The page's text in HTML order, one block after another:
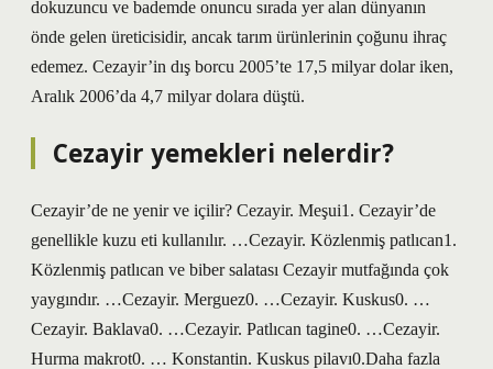
dokuzuncu ve bademde onuncu sırada yer alan dünyanın
önde gelen üreticisidir, ancak tarım ürünlerinin çoğunu ihraç
edemez. Cezayir’in dış borcu 2005’te 17,5 milyar dolar iken,
Aralık 2006’da 4,7 milyar dolara düştü.
Cezayir yemekleri nelerdir?
Cezayir’de ne yenir ve içilir? Cezayir. Meşui1. Cezayir’de
genellikle kuzu eti kullanılır. …Cezayir. Közlenmiş patlıcan1.
Közlenmiş patlıcan ve biber salatası Cezayir mutfağında çok
yaygındır. …Cezayir. Merguez0. …Cezayir. Kuskus0. …
Cezayir. Baklava0. …Cezayir. Patlıcan tagine0. …Cezayir.
Hurma makrot0. … Konstantin. Kuskus pilavı0.Daha fazla